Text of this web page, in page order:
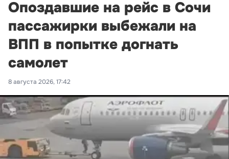
Опоздавшие на рейс в Сочи
пассажирки выбежали на
ВПП в попытке догнать
самолет
8 августа 2026, 17:42